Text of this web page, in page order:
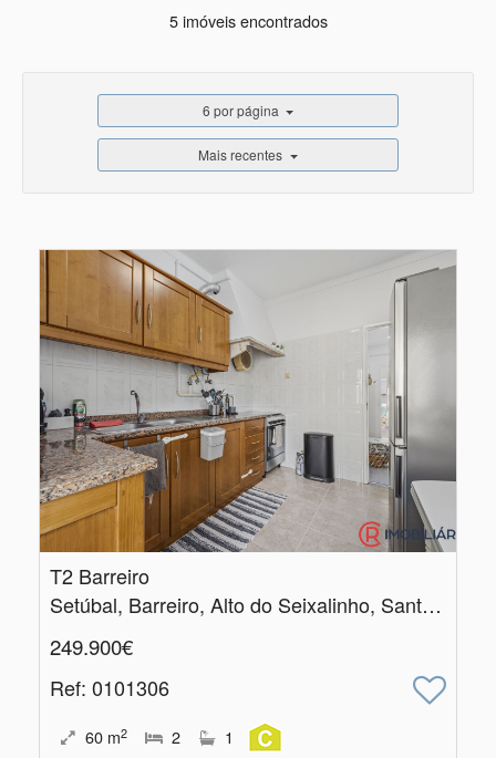
5 imóveis encontrados
6 por página
Mais recentes
T2 Barreiro
Setúbal, Barreiro, Alto do Seixalinho, Santo André e Verderena
249.900€
Ref: 0101306
60 m2 2 1